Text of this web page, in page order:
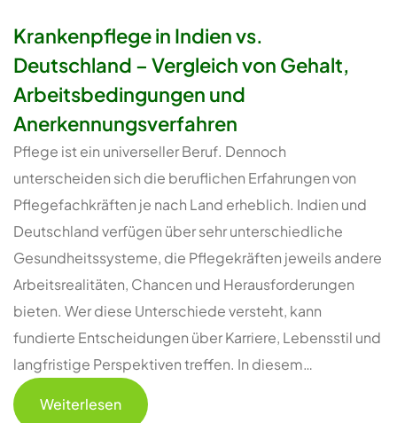
Krankenpflege in Indien vs.
Deutschland – Vergleich von Gehalt,
Arbeitsbedingungen und
Anerkennungsverfahren
Pflege ist ein universeller Beruf. Dennoch
unterscheiden sich die beruflichen Erfahrungen von
Pflegefachkräften je nach Land erheblich. Indien und
Deutschland verfügen über sehr unterschiedliche
Gesundheitssysteme, die Pflegekräften jeweils andere
Arbeitsrealitäten, Chancen und Herausforderungen
bieten. Wer diese Unterschiede versteht, kann
fundierte Entscheidungen über Karriere, Lebensstil und
langfristige Perspektiven treffen. In diesem…
Weiterlesen